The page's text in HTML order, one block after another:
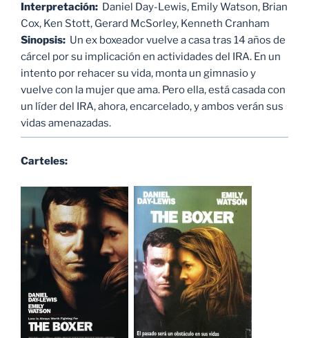
Interpretación: Daniel Day-Lewis, Emily Watson, Brian
Cox, Ken Stott, Gerard McSorley, Kenneth Cranham
Sinopsis: Un ex boxeador vuelve a casa tras 14 años de
cárcel por su implicación en actividades del IRA. En un
intento por rehacer su vida, monta un gimnasio y
vuelve con la mujer que ama. Pero ella, está casada con
un líder del IRA, ahora, encarcelado, y ambos verán sus
vidas amenazadas.
Carteles: